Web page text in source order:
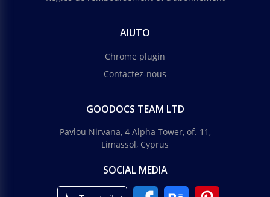
AIUTO
Chrome plugin
Contactez-nous
GOODOCS TEAM LTD
Pavlou Nirvana, 4 Alpha Tower, of. 11,
Limassol, Cyprus
SOCIAL MEDIA